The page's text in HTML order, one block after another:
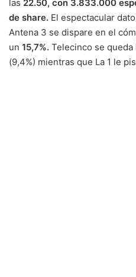
las 22.50, con 3.833.000
de share. El espectacular
Antena 3 se dispare en el
un 15,7%. Telecinco se queda
(9,4%) mientras que La 1 le